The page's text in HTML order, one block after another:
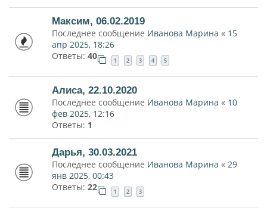
Максим, 06.02.2019
Последнее сообщение Иванова Марина « 15
апр 2025, 18:26
Ответы: 40 1 2 3 4 5
Алиса, 22.10.2020
Последнее сообщение Иванова Марина « 10
фев 2025, 12:16
Ответы: 1
Дарья, 30.03.2021
Последнее сообщение Иванова Марина « 29
янв 2025, 00:43
Ответы: 22 1 2 3